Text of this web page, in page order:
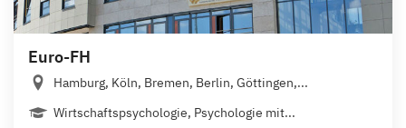
Euro-FH
Hamburg, Köln, Bremen, Berlin, Göttingen,...
Wirtschaftspsychologie, Psychologie mit...